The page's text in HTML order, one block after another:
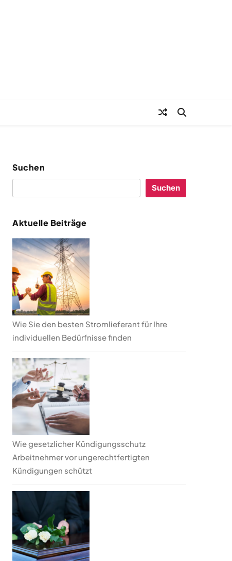
Suchen
Suchen
Aktuelle Beiträge
Wie Sie den besten Stromlieferant für Ihre
individuellen Bedürfnisse finden
Wie gesetzlicher Kündigungsschutz
Arbeitnehmer vor ungerechtfertigten
Kündigungen schützt